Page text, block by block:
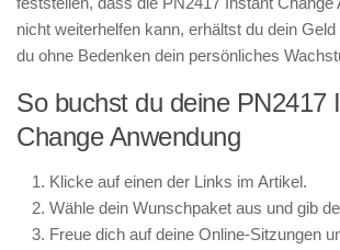
nicht weiterhelfen kann, erhältst du dein
du ohne Bedenken dein persönliches
So buchst du deine PN2417
Change Anwendung
Klicke auf einen der Links im Artikel.
Wähle dein Wunschpaket aus und gib
Freue dich auf deine Online-Sitzungen